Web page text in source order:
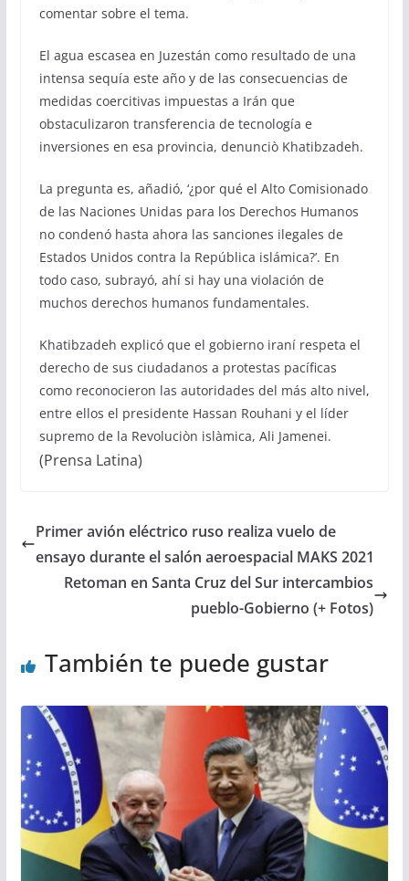
comentar sobre el tema.
El agua escasea en Juzestán como resultado de una
intensa sequía este año y de las consecuencias de
medidas coercitivas impuestas a Irán que
obstaculizaron transferencia de tecnología e
inversiones en esa provincia, denunciò Khatibzadeh.
La pregunta es, añadió, ‘¿por qué el Alto Comisionado
de las Naciones Unidas para los Derechos Humanos
no condenó hasta ahora las sanciones ilegales de
Estados Unidos contra la República islámica?’. En
todo caso, subrayó, ahí si hay una violación de
muchos derechos humanos fundamentales.
Khatibzadeh explicó que el gobierno iraní respeta el
derecho de sus ciudadanos a protestas pacíficas
como reconocieron las autoridades del más alto nivel,
entre ellos el presidente Hassan Rouhani y el líder
supremo de la Revoluciòn islàmica, Ali Jamenei.
(Prensa Latina)
Primer avión eléctrico ruso realiza vuelo de
ensayo durante el salón aeroespacial MAKS 2021
Retoman en Santa Cruz del Sur intercambios
pueblo-Gobierno (+ Fotos)
También te puede gustar